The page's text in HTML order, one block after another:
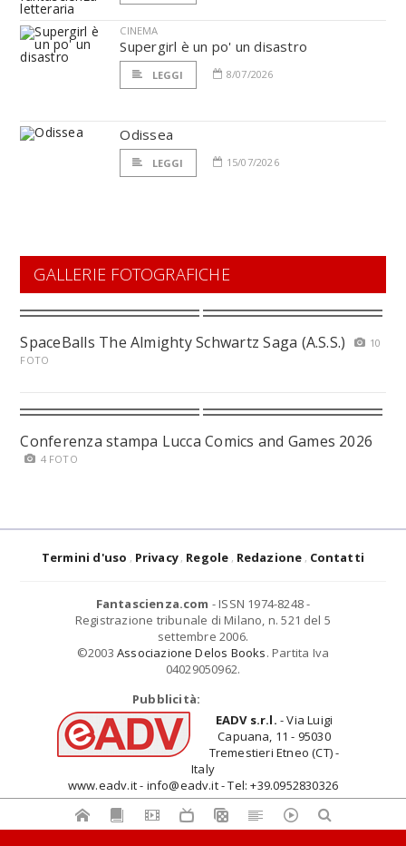
CINEMA
Supergirl è un po' un disastro
LEGGI 8/07/2026
Odissea
LEGGI 15/07/2026
GALLERIE FOTOGRAFICHE
SpaceBalls The Almighty Schwartz Saga (A.S.S.)
10
FOTO
Conferenza stampa Lucca Comics and Games 2026
4 FOTO
Termini d'uso Privacy Regole Redazione Contatti
Fantascienza.com - ISSN 1974-8248 -
Registrazione tribunale di Milano, n. 521 del 5
settembre 2006.
©2003 Associazione Delos Books. Partita Iva
04029050962.
Pubblicità:
EADV s.r.l. - Via Luigi
Capuana, 11 - 95030
Tremestieri Etneo (CT) -
Italy
www.eadv.it - info@eadv.it - Tel: +39.0952830326